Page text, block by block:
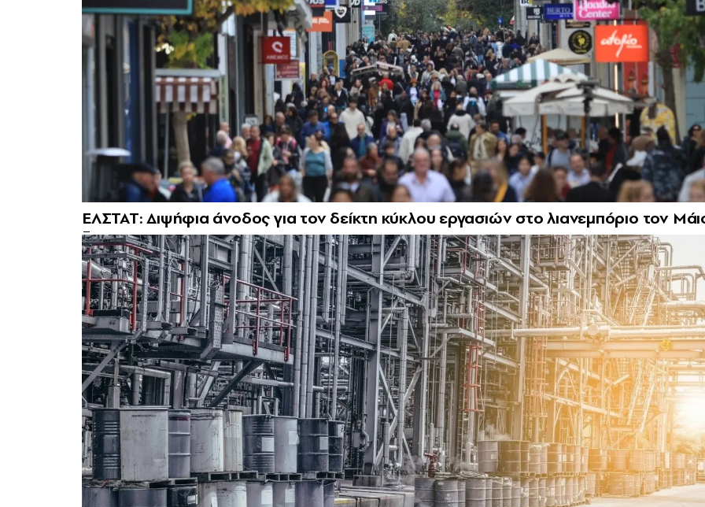
ΕΛΣΤΑΤ: Διψήφια άνοδος για τον δείκτη κύκλου εργασιών στο λιανεμπόριο τον